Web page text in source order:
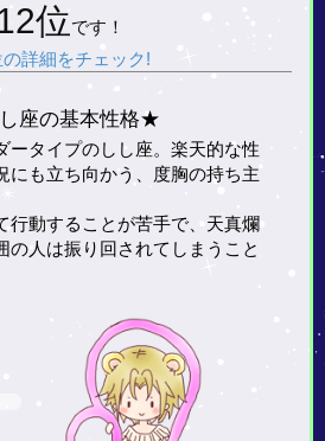
位です！
の詳細をチェック!
座の基本性格★
ータイプのしし座。楽天的な性
にも立ち向かう、度胸の持ち主
行動することが苦手で、天真爛
の人は振り回されてしまうこと